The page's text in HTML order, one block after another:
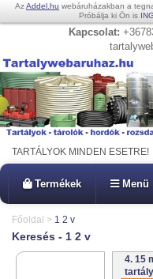
AzAddel.hu webáruházakban a
Próbálja ki Ön is
Kapcsolat:
TARTÁLYOK MINDEN ESETRE!
Termékek Menü
Főoldal > 1 2 v
Keresés - 1 2 v
4. 15